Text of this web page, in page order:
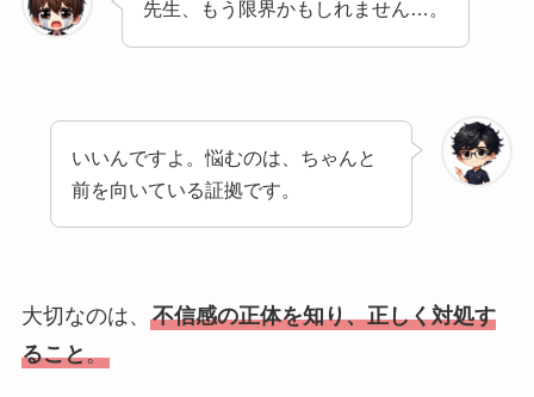
先生、もう限界かもしれません…。
いいんですよ。悩むのは、ちゃんと
前を向いている証拠です。
大切なのは、 不信感の正体を知り、正しく対処す
ること。